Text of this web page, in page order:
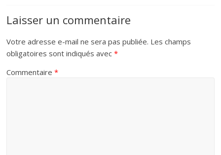
Laisser un commentaire
Votre adresse e-mail ne sera pas publiée. Les champs
obligatoires sont indiqués avec*
Commentaire*